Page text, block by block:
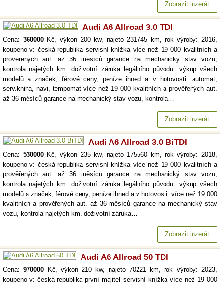
Zobrazit inzerát
Audi A6 Allroad 3.0 TDI
Cena: 360000Kč, výkon 200 kw, najeto 231745 km, rok výroby: 2016,
koupeno v: česká republika servisní knížka více než 19 000 kvalitních a
prověřených aut. až 36 měsíců garance na mechanický stav vozu,
kontrola najetých km. doživotní záruka legálního původu. výkup všech
modelů a značek, férové ceny, peníze ihned a v hotovosti. automat,
serv.kniha, navi, tempomat více než 19 000 kvalitních a prověřených aut.
až 36 měsíců garance na mechanický stav vozu, kontrola…
Zobrazit inzerát
Audi A6 Allroad 3.0 BiTDI
Cena: 530000Kč, výkon 235 kw, najeto 175560 km, rok výroby: 2018,
koupeno v: česká republika servisní knížka více než 19 000 kvalitních a
prověřených aut. až 36 měsíců garance na mechanický stav vozu,
kontrola najetých km. doživotní záruka legálního původu. výkup všech
modelů a značek, férové ceny, peníze ihned a v hotovosti. více než 19 000
kvalitních a prověřených aut. až 36 měsíců garance na mechanický stav
vozu, kontrola najetých km. doživotní záruka…
Zobrazit inzerát
Audi A6 Allroad 50 TDI
Cena:970000 Kč, výkon 210 kw, najeto 70221 km, rok výroby: 2023,
koupeno v: česká republika první majitel servisní knížka více než 19 000